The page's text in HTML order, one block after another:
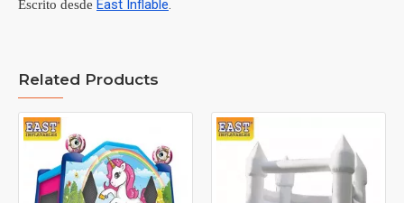
Escrito desde East Inflable.
Related Products